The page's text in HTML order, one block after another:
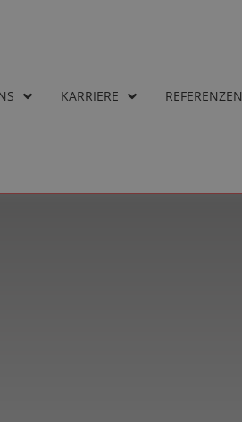
KARRIERE REFERENZEN